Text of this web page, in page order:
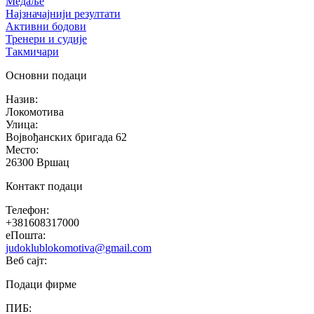
Најзначајнији резултати
Активни бодови
Тренери и судије
Такмичари
Основни подаци
Назив:
Локомотива
Улица:
Војвођанских бригада 62
Место:
26300 Вршац
Контакт подаци
Телефон:
+381608317000
еПошта:
judoklublokomotiva@gmail.com
Веб сајт:
Подаци фирме
ПИБ: